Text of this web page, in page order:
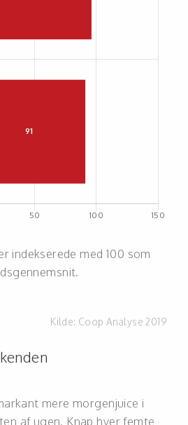
indekserede med 100 som
Kilde: Coop Analyse 2019
mere morgenjuice i
af ugen. Knap hver femte